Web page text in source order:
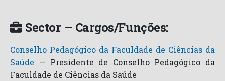
Sector — Cargos/Funções:
Conselho Pedagógico da Faculdade de Ciências da
Saúde — Presidente de Conselho Pedagógico da
Faculdade de Ciências da Saúde